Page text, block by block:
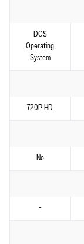
DOS
Operating
System
720P HD
No
-